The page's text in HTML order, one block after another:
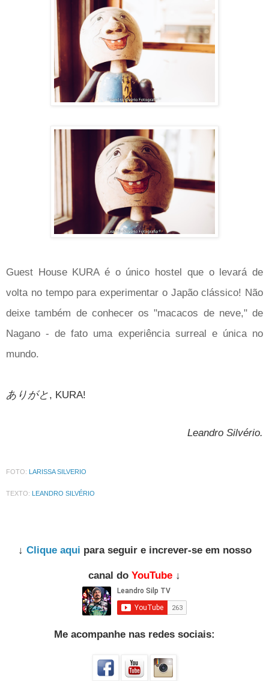
Guest House KURA é o único hostel que o levará de
volta no tempo para experimentar o Japão clássico! Não
deixe também de conhecer os "macacos de neve," de
Nagano - de fato uma experiência surreal e única no
mundo.
ありがと, KURA!
Leandro Silvério.
FOTO: LARISSA SILVERIO
TEXTO: LEANDRO SILVÉRIO
↓ Clique aqui para seguir e increver-se em nosso
canal do YouTube ↓
Me acompanhe nas redes sociais: